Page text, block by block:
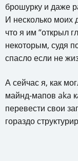
брошурку и даже
И несколько моих
что я им “открыл
некоторым, судя
спасло если не
А сейчас я, как
майнд-мапов aka
перевести свои
гораздо